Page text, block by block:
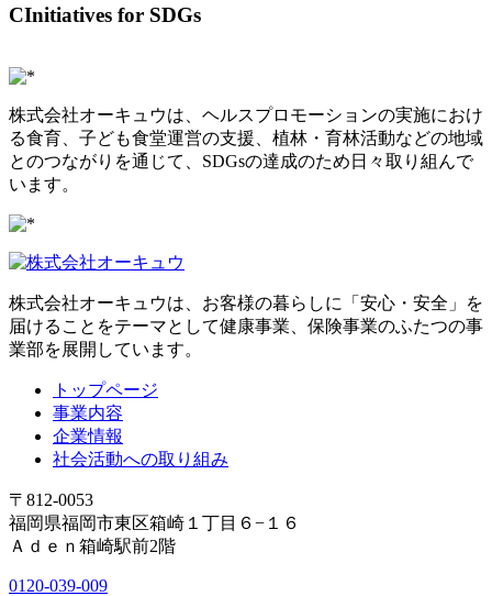
CInitiatives for SDGs
株式会社オーキュウは、ヘルスプロモーションの実施におけ
る食育、子ども食堂運営の支援、植林・育林活動などの地域
とのつながりを通じて、SDGsの達成のため日々取り組んで
います。
株式会社オーキュウは、お客様の暮らしに「安心・安全」を
届けることをテーマとして健康事業、保険事業のふたつの事
業部を展開しています。
トップページ
事業内容
企業情報
社会活動への取り組み
〒812-0053
福岡県福岡市東区箱崎１丁目６−１６
Ａｄｅｎ箱崎駅前2階
0120-039-009